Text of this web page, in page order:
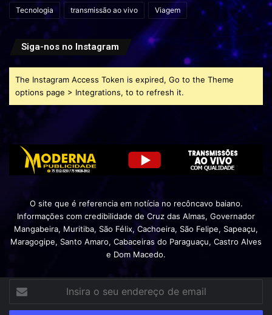
Tecnologia transmissão ao vivo Viagem
Siga-nos no Instagram
The Instagram Access Token is expired, Go to the Theme
options page > Integrations, to to refresh it.
O site que é referencia em notícia no recôncavo baiano.
Informações com credibilidade de Cruz das Almas, Governador
Mangabeira, Muritiba, São Félix, Cachoeira, São Felipe, Sapeaçu,
Maragogipe, Santo Amaro, Cabaceiras do Paraguaçu, Castro Alves
e Dom Macedo.
seu